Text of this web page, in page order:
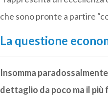
che sono pronte a partire
La questione
Insomma
dettaglio da poco ma il